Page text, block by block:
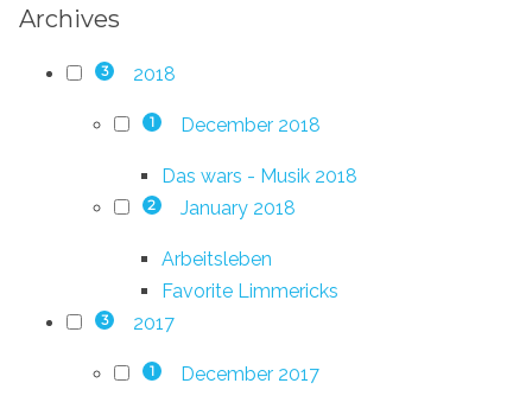
Archives
3 2018
1 December 2018
Das wars - Musik 2018
2 January 2018
Arbeitsleben
Favorite Limmericks
3 2017
1 December 2017